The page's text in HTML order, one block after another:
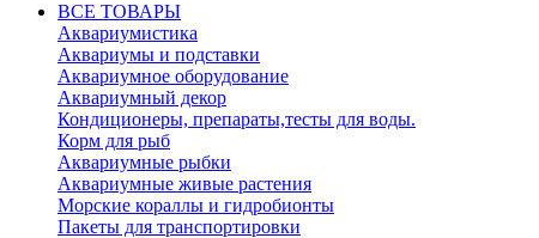
ВСЕ ТОВАРЫ
Аквариумистика
Аквариумы и подставки
Аквариумное оборудование
Аквариумный декор
Кондиционеры, препараты,тесты для воды.
Корм для рыб
Аквариумные рыбки
Аквариумные живые растения
Морские кораллы и гидробионты
Пакеты для транспортировки